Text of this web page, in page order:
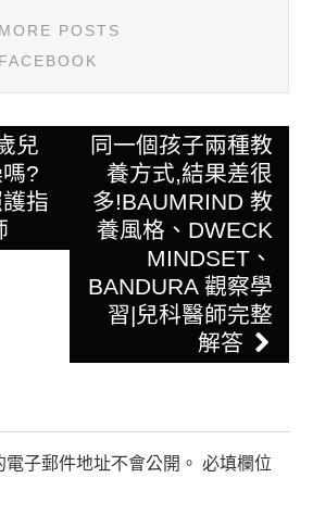
MORE POSTS
FACEBOOK
兒
?
指
同一個孩子兩種教
養方式,結果差很
多!BAUMRIND 教
養風格、DWECK
MINDSET、
BANDURA 觀察學
習|兒科醫師完整
解答
子郵件地址不會公開。 必填欄位